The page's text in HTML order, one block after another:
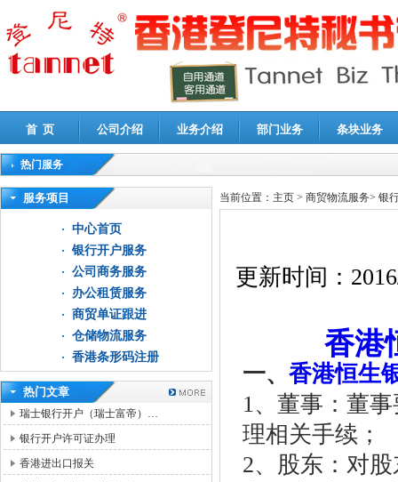
首 页 公司介绍 业务介绍 部门业务 条块业务
热门服务
高新技术企业认定审计|企业所得税汇算清缴申报鉴证
服务项目
中心首页
银行开户服务
公司商务服务
办公租赁服务
商贸单证跟进
仓储物流服务
香港条形码注册
热门文章
瑞士银行开户（瑞士富帝）…
银行开户许可证办理
香港进出口报关
当前位置： 主页 > 商贸物流服务> 银
更新时间：
香港
一、 香港恒生
1、董事：董
理相关手续；
2、股东：对